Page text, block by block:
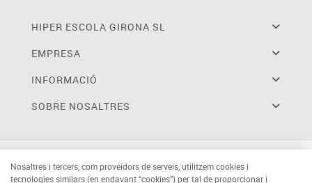
HIPER ESCOLA GIRONA SL
EMPRESA
INFORMACIÓ
SOBRE NOSALTRES
Nosaltres i tercers, com proveïdors de serveis, utilitzem cookies i
tecnologies similars (en endavant “cookies”) per tal de proporcionar i